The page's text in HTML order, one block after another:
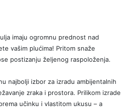
imaju ogromnu prednost nad
vašim plućima! Pritom snaže
postizanju željenog raspoloženja.
najbolji izbor za izradu ambijentalnih
zraka i prostora. Prilikom izrade
učinku i vlastitom ukusu – a